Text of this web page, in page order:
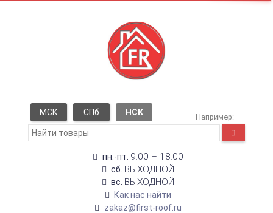
МСК СПб НСК Например:
пн.-пт. 9:00 – 18:00
сб. ВЫХОДНОЙ
вс. ВЫХОДНОЙ
Как нас найти
zakaz@first-roof.ru